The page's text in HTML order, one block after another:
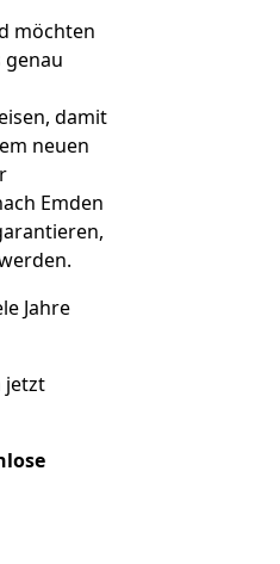
möchten
genau
damit
neuen
Emden
Jahre
jetzt